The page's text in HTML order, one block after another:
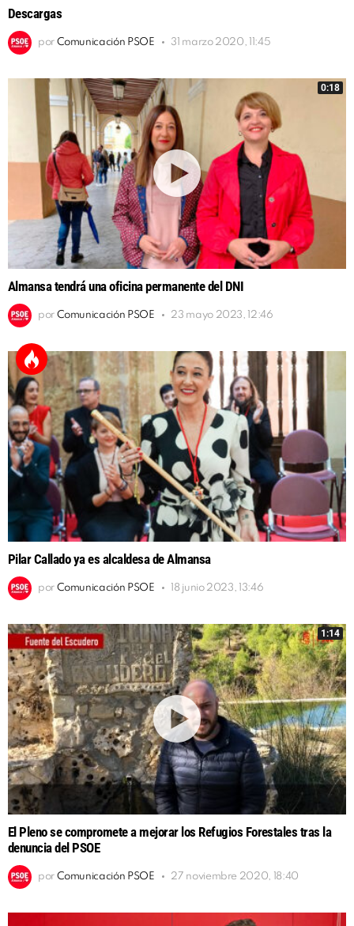
Descargas
por Comunicación PSOE 31 marzo 2020, 11:45
0:18
Almansa tendrá una oficina permanente del DNI
por Comunicación PSOE 23 mayo 2023, 12:46
Pilar Callado ya es alcaldesa de Almansa
por Comunicación PSOE 18 junio 2023, 13:46
1:14
El Pleno se compromete a mejorar los Refugios Forestales tras la
denuncia del PSOE
por Comunicación PSOE 27 noviembre 2020, 18:40